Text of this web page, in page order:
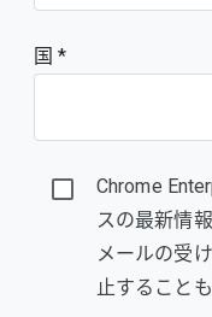
国 *
Chrome
スの最新情
メールの受
止すること